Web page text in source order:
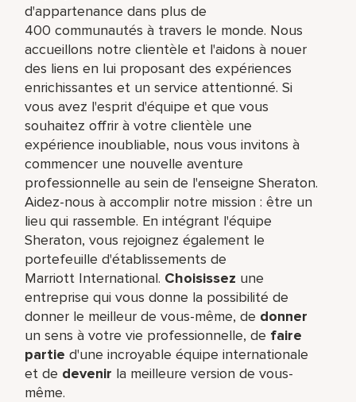
d'appartenance dans plus de
400 communautés à travers le monde. Nous
accueillons notre clientèle et l'aidons à nouer
des liens en lui proposant des expériences
enrichissantes et un service attentionné. Si
vous avez l'esprit d'équipe et que vous
souhaitez offrir à votre clientèle une
expérience inoubliable, nous vous invitons à
commencer une nouvelle aventure
professionnelle au sein de l'enseigne Sheraton.
Aidez-nous à accomplir notre mission : être un
lieu qui rassemble. En intégrant l'équipe
Sheraton, vous rejoignez également le
portefeuille d'établissements de
Marriott International. Choisissez une
entreprise qui vous donne la possibilité de
donner le meilleur de vous-même,​ de donner
un sens à votre vie professionnelle, de faire
partie d'une incroyable équipe​ internationale
et de devenir la meilleure version de vous-
même.